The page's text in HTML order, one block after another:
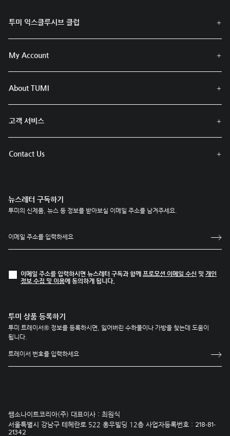
투미 익스클루시브 클럽
My Account
About TUMI
고객 서비스
Contact Us
뉴스레터 구독하기
투미의 신제품, 뉴스 등 정보를 받아보실 이메일 주소를 남겨주세요.
이메일 주소를 입력하시면 뉴스레터 구독과 함께 프로모션 이메일 수신 및 개인
정보 수집 및 이용에 동의하게 됩니다.
투미 상품 등록하기
투미 트레이서® 정보를 등록하시면, 잃어버린 수하물이나 가방을 찾는데 도움이
됩니다.
쌤소나이트코리아(주) 대표이사 : 최원식
서울특별시 강남구 테헤란로 522 홍우빌딩 12층 사업자등록번호 : 218-81-
21342